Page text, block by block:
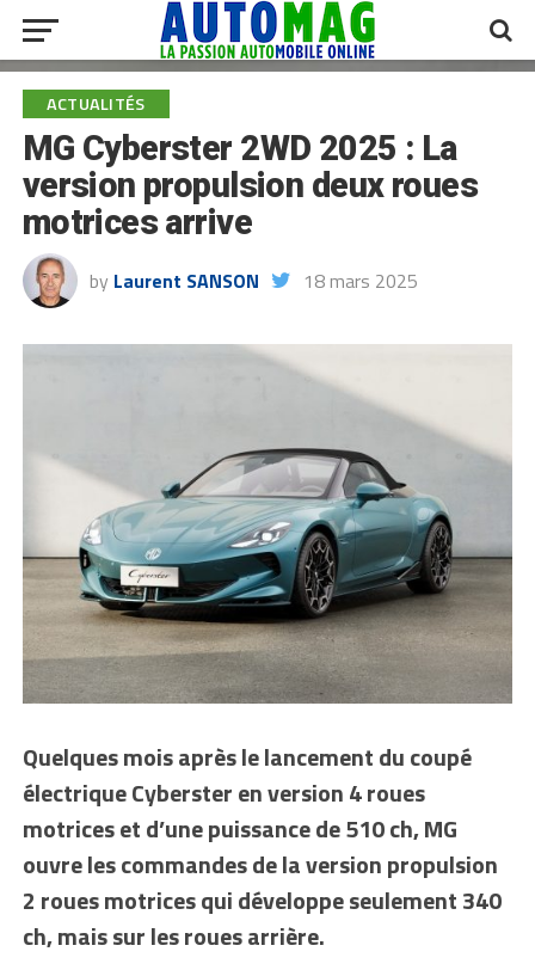
ACTUALITÉS
MG Cyberster 2WD 2025 : La
version propulsion deux roues
motrices arrive
by Laurent SANSON 18 mars 2025
Quelques mois après le lancement du coupé
électrique Cyberster en version 4 roues
motrices et d’une puissance de 510 ch, MG
ouvre les commandes de la version propulsion
2 roues motrices qui développe seulement 340
ch, mais sur les roues arrière.